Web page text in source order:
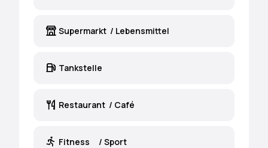
Supermarkt / Lebensmittel
Tankstelle
Restaurant / Café
Fitness / Sport